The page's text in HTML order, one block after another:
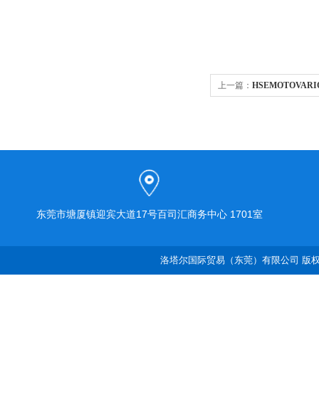
上一篇：
东莞市塘厦镇迎宾大道17号百司汇商务中心 1701室
洛塔尔国际贸易（东莞）有限公司 版